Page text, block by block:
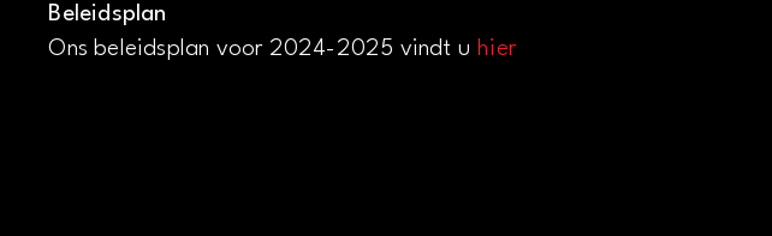
Beleidsplan
Ons beleidsplan voor 2024-2025 vindt u hier